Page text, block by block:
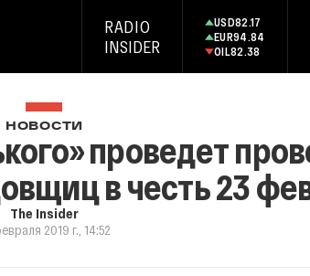
RADIO
INSIDER
USD82.17
EUR94.84
OIL82.38
НОВОСТИ
проведет
в честь 23
The Insider
2019 г., 14:52